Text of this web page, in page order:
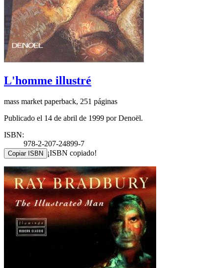
L'homme illustré
mass market paperback, 251 páginas
Publicado el 14 de abril de 1999 por Denoël.
ISBN:
978-2-207-24899-7
Copiar ISBN ¡ISBN copiado!